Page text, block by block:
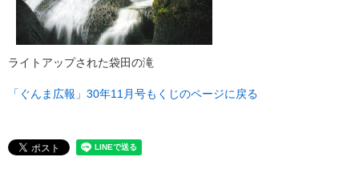
ライトアップされた袋田の滝
「ぐんま広報」30年11月号もくじのページに戻る